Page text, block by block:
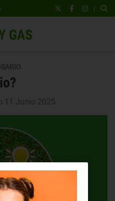
|
11 Junio 2025